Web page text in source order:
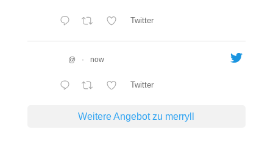
Twitter
@ · now
Twitter
Weitere Angebot zu merryll